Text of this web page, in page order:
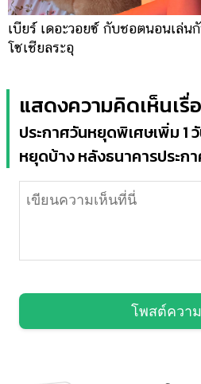
เบียร์ เดอะวอยซ์ กับชอตนอนเล่น
โซเชียลระอุ
แสดงความคิดเห็นเรื่
ประกาศวันหยุดพิเศษเพิ่ม 1
หยุดบ้าง หลังธนาคารประกา
โพสต์ควา